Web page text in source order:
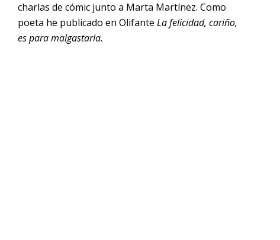
charlas de cómic junto a Marta Martínez. Como
poeta he publicado en Olifante La felicidad, cariño,
es para malgastarla.